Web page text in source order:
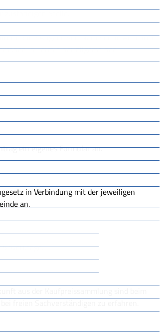
zuständigen Stelle.
ohne Angabe von Namen und Anschrift
in Form einer allgemeinen
ein eigenes Formular an.
in Verbindung mit der jeweiligen
an.
Werktage.
aus der Kaufpreissammlung sind beim
freien Sachverständigen zu erfahren.